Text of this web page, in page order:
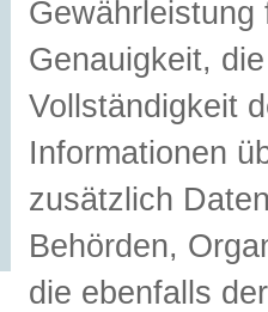
Genauigkeit,
Vollständigkeit
Informationen
zusätzlich
Behörden,
die ebenfalls